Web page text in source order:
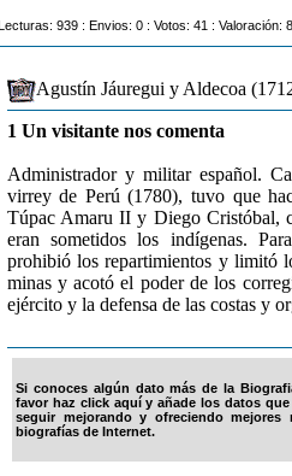
939 : Envios: 0 : Votos: 41 : Valoración:
Agustín Jáuregui y Aldecoa
1 Un visitante nos comenta
Administrador y militar español.
virrey de Perú (1780), tuvo que
Túpac Amaru II y Diego Cristóbal,
eran sometidos los indígenas.
prohibió los repartimientos y limitó
minas y acotó el poder de los
ejército y la defensa de las costas y
Si conoces algún dato más de la
favor haz click aquí y añade los datos
seguir mejorando y ofreciendo
biografías de Internet.